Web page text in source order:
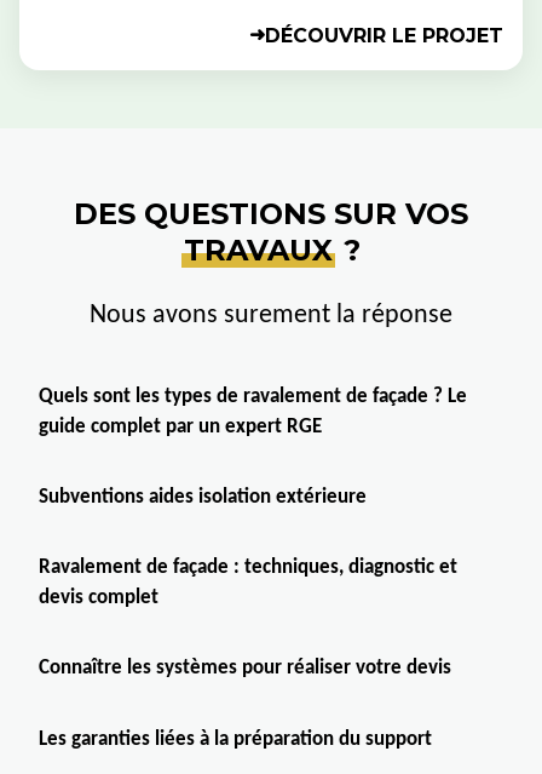
➜DÉCOUVRIR LE PROJET
DES QUESTIONS SUR VOS
TRAVAUX?
Nous avons surement la réponse
Quels sont les types de ravalement de façade ? Le
guide complet par un expert RGE
Subventions aides isolation extérieure
Ravalement de façade : techniques, diagnostic et
devis complet
Connaître les systèmes pour réaliser votre devis
Les garanties liées à la préparation du support